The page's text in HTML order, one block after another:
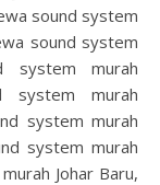
sound system
sound system
system murah
system murah
system murah
system murah
Johar Baru,